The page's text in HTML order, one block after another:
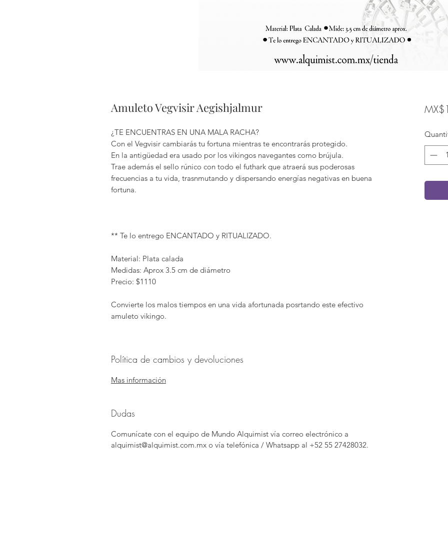
Amuleto Vegvisir Aegishjalmur
¿TE ENCUENTRAS EN UNA MALA RACHA?
Con el Vegvisir cambiarás tu fortuna mientras te encontrarás protegido.
En la antigüedad era usado por los vikingos navegantes como brújula.
Trae además el sello rúnico con todo el futhark que atraerá sus poderosas
frecuencias a tu vida, trasnmutando y dispersando energías negativas en buena
fortuna.
** Te lo entrego ENCANTADO y RITUALIZADO.
Material: Plata calada
Medidas: Aprox 3.5 cm de diámetro
Precio: $1110
Convierte los malos tiempos en una vida afortunada posrtando este efectivo
amuleto vikingo.
Política de cambios y devoluciones
Mas información
Dudas
Comunícate con el equipo de Mundo Alquimist vía correo electrónico a
alquimist@alquimist.com.mx o vía telefónica / Whatsapp al +52 55 27428032.